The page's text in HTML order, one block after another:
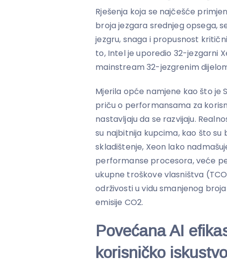
Rješenja koja se najčešće
broja jezgara srednjeg opsega,
jezgru, snaga i propusnost
to, Intel je uporedio 32-jezgarni
mainstream 32-jezgrenim
Mjerila opće namjene kao što je
priču o performansama za
nastavljaju da se razvijaju.
su najbitnija kupcima, kao što
skladištenje, Xeon lako
performanse procesora, veće
ukupne troškove vlasništva
održivosti u vidu smanjenog
emisije CO2.
Povećana AI
korisničko